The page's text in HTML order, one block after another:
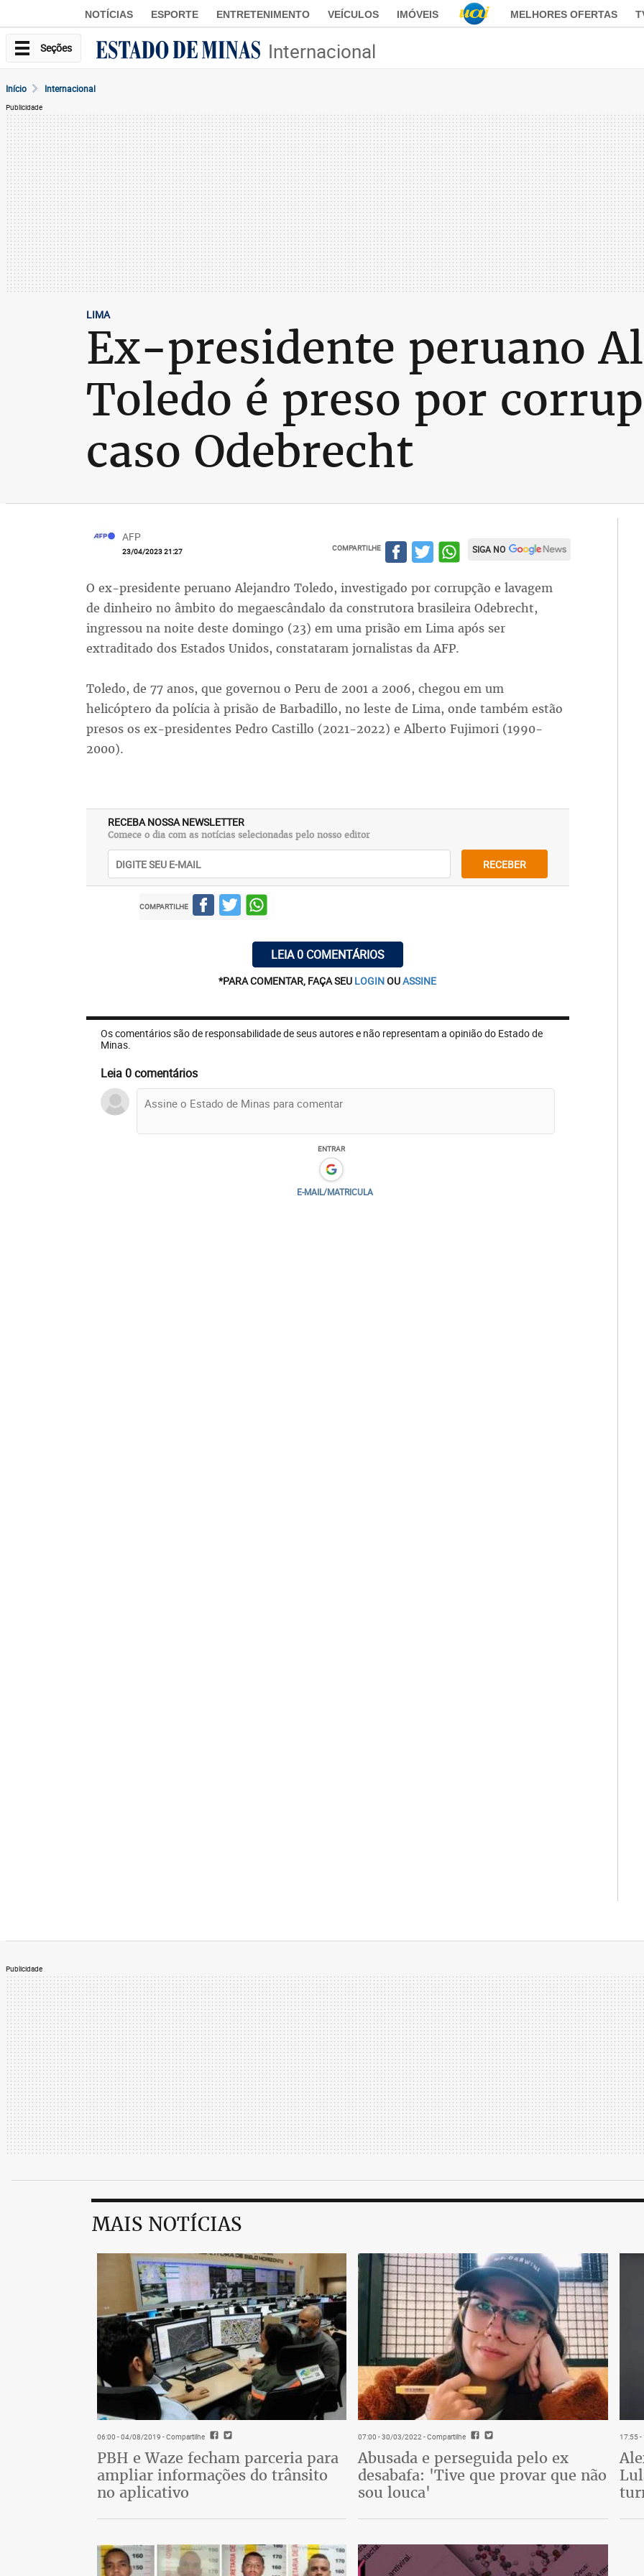
NOTÍCIAS ESPORTE ENTRETENIMENTO VEÍCULOS IMÓVEIS MELHORES OFERTAS
Seções Internacional
Início Internacional
Publicidade
LIMA
Ex-presidente peruano
Toledo é preso por
caso Odebrecht
AFP
23/04/2023 21:27 COMPARTILHE SIGA NO
O ex-presidente peruano Alejandro Toledo, investigado por corrupção e lavagem
de dinheiro no âmbito do megaescândalo da construtora brasileira Odebrecht,
ingressou na noite deste domingo (23) em uma prisão em Lima após ser
extraditado dos Estados Unidos, constataram jornalistas da AFP.
Toledo, de 77 anos, que governou o Peru de 2001 a 2006, chegou em um
helicóptero da polícia à prisão de Barbadillo, no leste de Lima, onde também estão
presos os ex-presidentes Pedro Castillo (2021-2022) e Alberto Fujimori (1990-
2000).
RECEBA NOSSA NEWSLETTER
Comece o dia com as notícias selecionadas pelo nosso editor
RECEBER
COMPARTILHE
LEIA 0 COMENTÁRIOS
*PARA COMENTAR, FAÇA SEU LOGINOUASSINE
Os comentários são de responsabilidade de seus autores e não representam a opinião do Estado de
Minas.
Leia 0 comentários
ENTRAR
E-MAIL/MATRICULA
Publicidade
MAIS NOTÍCIAS
06:00 - 04/08/2019 - Compartilhe
PBH e Waze fecham parceria para
ampliar informações do trânsito
no aplicativo
07:00 - 30/03/2022- Compartilhe
Abusada e perseguida pelo ex
desabafa: 'Tive que provar que não
sou louca'
17:55